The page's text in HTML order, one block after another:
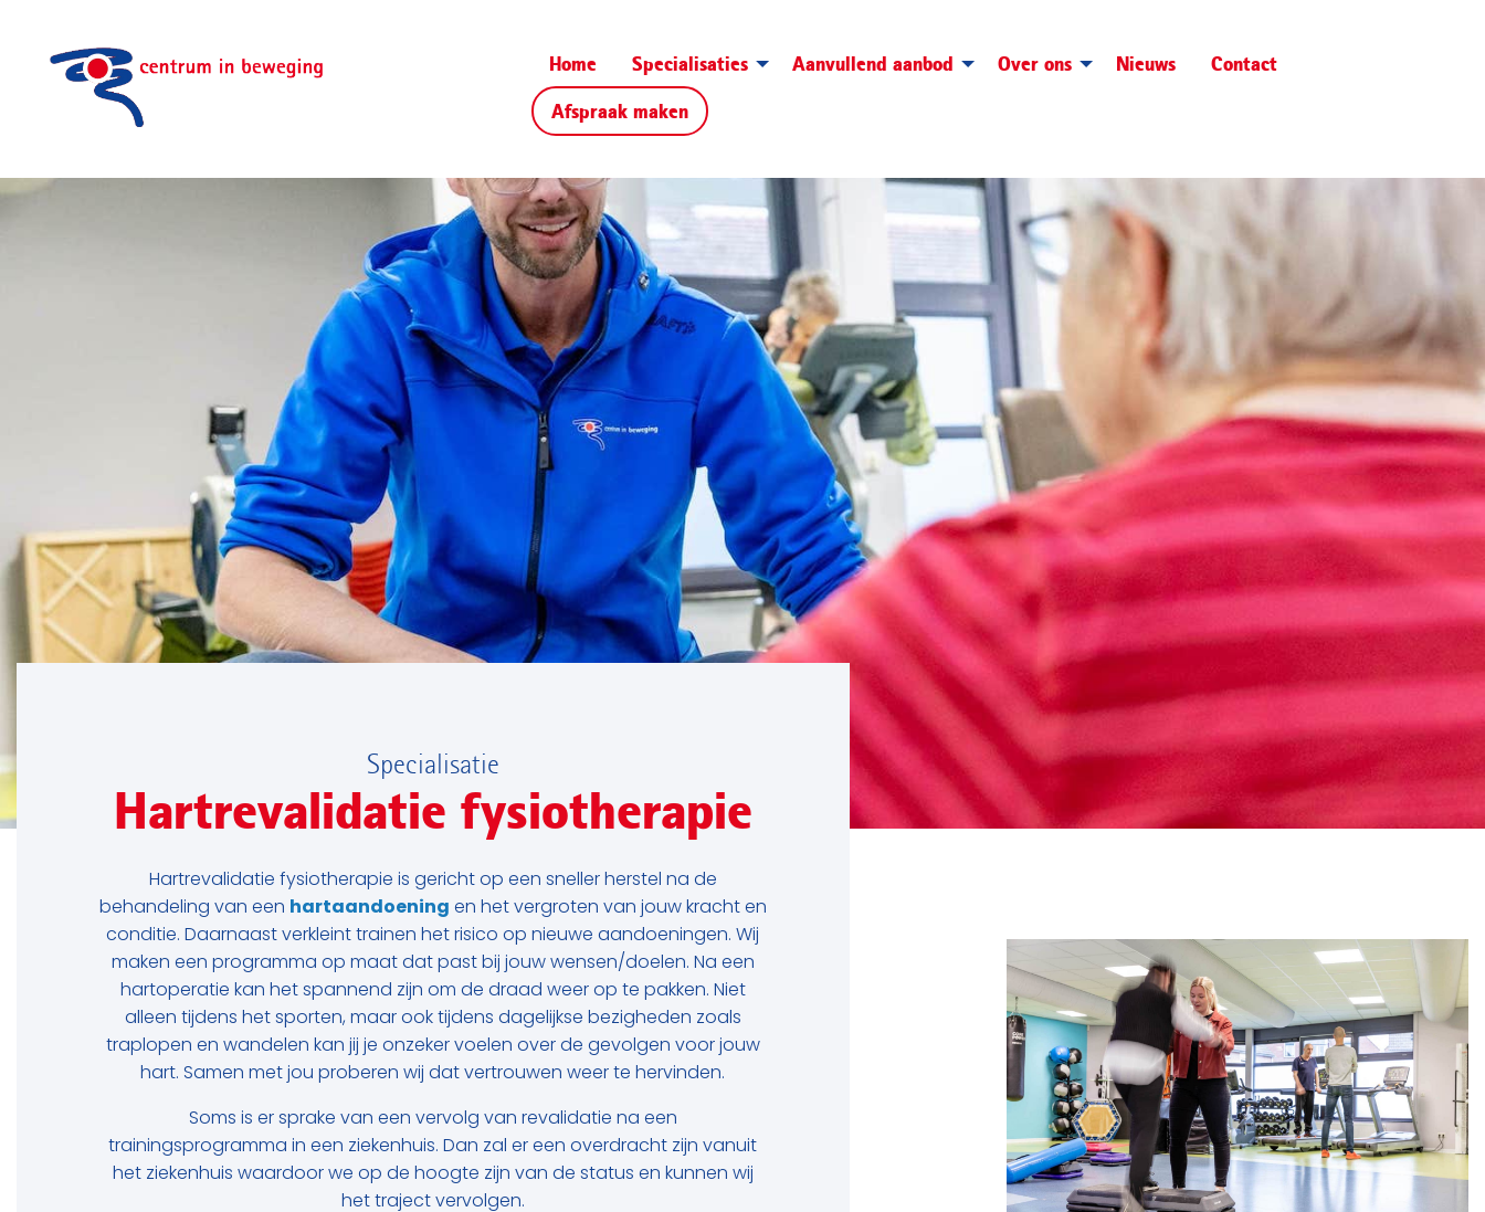
Home Specialisaties Aanvullend aanbod Over ons Nieuws
Contact
Afspraak maken
Specialisatie
Hartrevalidatie fysiotherapie
Hartrevalidatie fysiotherapie is gericht op een sneller herstel na de
behandeling van een hartaandoening en het vergroten van jouw kracht en
conditie. Daarnaast verkleint trainen het risico op nieuwe aandoeningen. Wij
maken een programma op maat dat past bij jouw wensen/doelen. Na een
hartoperatie kan het spannend zijn om de draad weer op te pakken. Niet
alleen tijdens het sporten, maar ook tijdens dagelijkse bezigheden zoals
traplopen en wandelen kan jij je onzeker voelen over de gevolgen voor jouw
hart. Samen met jou proberen wij dat vertrouwen weer te hervinden.
Soms is er sprake van een vervolg van revalidatie na een
trainingsprogramma in een ziekenhuis. Dan zal er een overdracht zijn vanuit
het ziekenhuis waardoor we op de hoogte zijn van de status en kunnen wij
het traject vervolgen.